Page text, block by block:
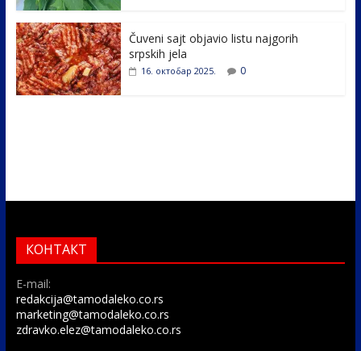
Čuveni sajt objavio listu najgorih
srpskih jela
16. октобар 2025. 0
КОНТАКТ
E-mail:
redakcija@tamodaleko.co.rs
marketing@tamodaleko.co.rs
zdravko.elez@tamodaleko.co.rs